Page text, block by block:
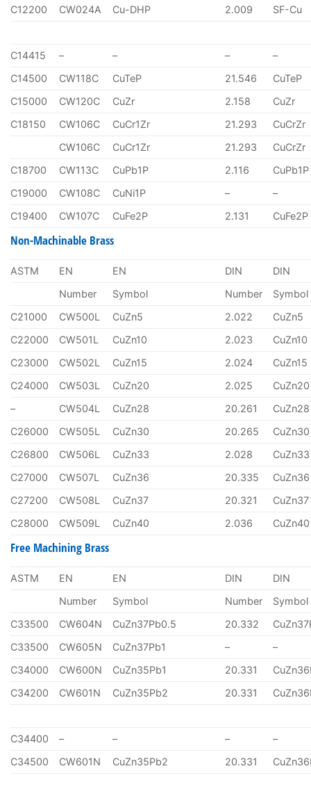
C12200
CW024A Cu-DHP 2.009 SF-Cu
C14415 – – –
–
C14500
CW118C CuTeP 21.546
CuTeP
C15000
CW120C CuZr 2.158
CuZr
C18150
CW106C CuCr1Zr 21.293
CuCrZr
CW106C
CuCr1Zr 21.293
CuCrZr
C18700
CW113C CuPb1P 2.116
CuPb1P
C19000
CW108C CuNi1P –
–
C19400
CW107C CuFe2P 2.131 CuFe2P
Non-Machinable Brass
ASTM EN EN DIN
DIN
Number
Symbol Number
Symbol
C21000
CW500L CuZn5 2.022
CuZn5
C22000
CW501L CuZn10 2.023
CuZn10
C23000
CW502L CuZn15 2.024
CuZn15
C24000
CW503L CuZn20 2.025
CuZn20
–
CW504L CuZn28 20.261
CuZn28
C26000
CW505L CuZn30 20.265
CuZn30
C26800
CW506L CuZn33 2.028
CuZn33
C27000
CW507L CuZn36 20.335
CuZn36
C27200
CW508L CuZn37 20.321
CuZn37
C28000
CW509L CuZn40 2.036 CuZn40
Free Machining Brass
ASTM EN EN DIN
DIN
Number
Symbol Number
Symbol
C33500
CW604N CuZn37Pb0.5 20.332
C33500
CW605N CuZn37Pb1 –
–
C34000
CW600N CuZn35Pb1 20.331
C34200
CW601N CuZn35Pb2 20.331
C34400 – – –
–
C34500
CW601N CuZn35Pb2 20.331